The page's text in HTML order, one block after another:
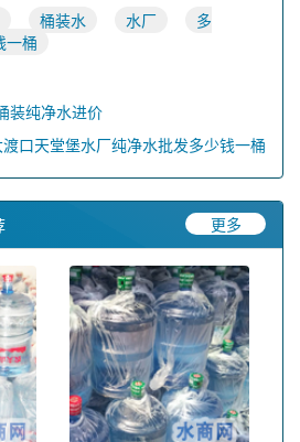
桶装水 水厂
多
一桶
装纯净水进价
口天堂堡水厂纯净水批发多少钱一桶
更多